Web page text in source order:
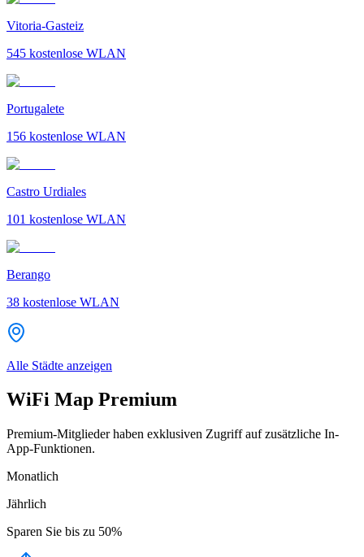
Vitoria-Gasteiz
545 kostenlose WLAN
Portugalete
156 kostenlose WLAN
Castro Urdiales
101 kostenlose WLAN
Berango
38 kostenlose WLAN
Alle Städte anzeigen
WiFi Map Premium
Premium-Mitglieder haben exklusiven Zugriff auf zusätzliche In-
App-Funktionen.
Monatlich
Jährlich
Sparen Sie bis zu 50%